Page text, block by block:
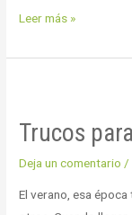
Leer más »
Trucos
Deja un comentario /
El verano, esa
enfriar
en